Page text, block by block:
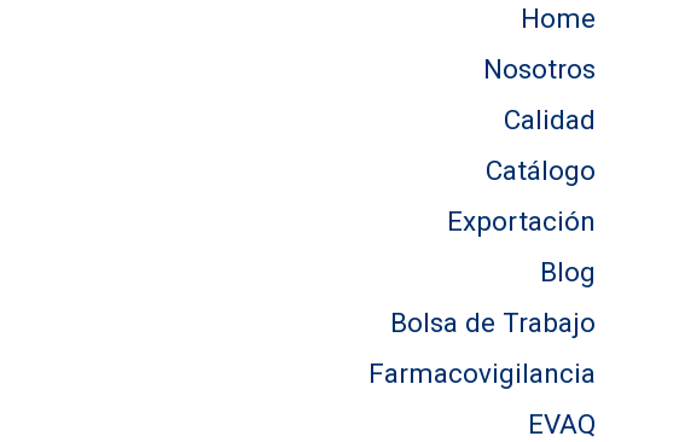
Home
Nosotros
Calidad
Catálogo
Exportación
Blog
Bolsa de Trabajo
Farmacovigilancia
EVAQ